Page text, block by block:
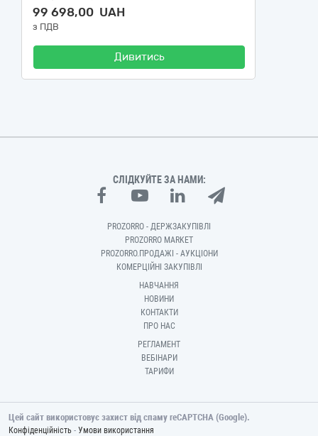
99 698,00 UAH
з ПДВ
Дивитись
СЛІДКУЙТЕ ЗА НАМИ:
PROZORRO - ДЕРЖЗАКУПІВЛІ
PROZORRO MARKET
PROZORRO.ПРОДАЖІ - АУКЦІОНИ
КОМЕРЦІЙНІ ЗАКУПІВЛІ
НАВЧАННЯ
НОВИНИ
КОНТАКТИ
ПРО НАС
РЕГЛАМЕНТ
ВЕБІНАРИ
ТАРИФИ
Цей сайт використовує захист від спаму reCAPTCHA (Google).
Конфіденційність - Умови використання